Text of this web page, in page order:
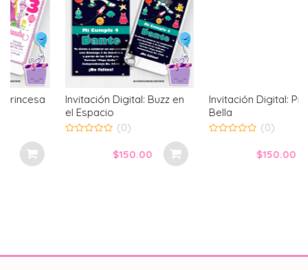
Invitación Digital: Buzz en
el Espacio
out
of
(0)
Invitación Digital: Princesa
out
of
(0)